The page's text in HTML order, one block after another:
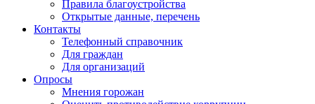
Правила благоустройства
Открытые данные, перечень
Контакты
Телефонный справочник
Для граждан
Для организаций
Опросы
Мнения горожан